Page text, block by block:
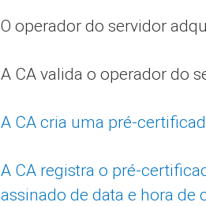
O operador do servidor
A CA valida o operador do
A CA cria uma pré-
A CA registra o pré-
assinado de data e hora de